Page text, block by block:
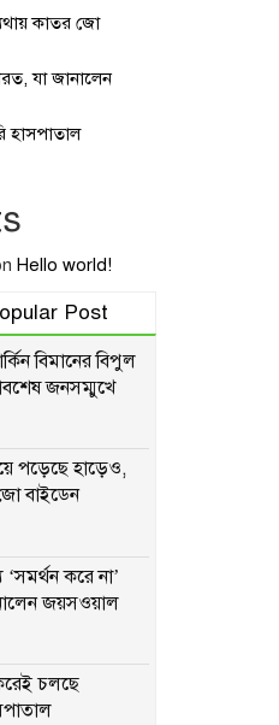
কাতর জো
যা জানালেন
হাসপাতাল
Hello world!
Post
বিমানের বিপুল
জনসম্মুখে
পড়েছে হাড়েও,
বাইডেন
‘সমর্থন করে না’
জয়সওয়াল
চলছে